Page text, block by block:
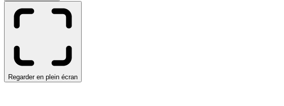
Regarder en plein écran